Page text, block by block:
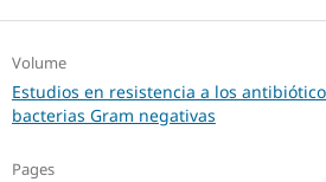
Volume
Estudios en resistencia a los
bacterias Gram negativas
Pages